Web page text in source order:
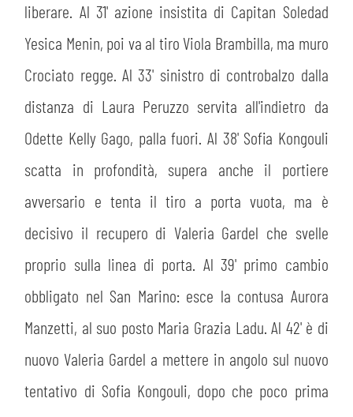
liberare. Al 31' azione insistita di Capitan Soledad
Yesica Menin, poi va al tiro Viola Brambilla, ma muro
Crociato regge. Al 33' sinistro di controbalzo dalla
distanza di Laura Peruzzo servita all'indietro da
Odette Kelly Gago, palla fuori. Al 38' Sofia Kongouli
scatta in profondità, supera anche il portiere
avversario e tenta il tiro a porta vuota, ma è
decisivo il recupero di Valeria Gardel che svelle
proprio sulla linea di porta. Al 39' primo cambio
obbligato nel San Marino: esce la contusa Aurora
Manzetti, al suo posto Maria Grazia Ladu. Al 42' è di
nuovo Valeria Gardel a mettere in angolo sul nuovo
tentativo di Sofia Kongouli, dopo che poco prima